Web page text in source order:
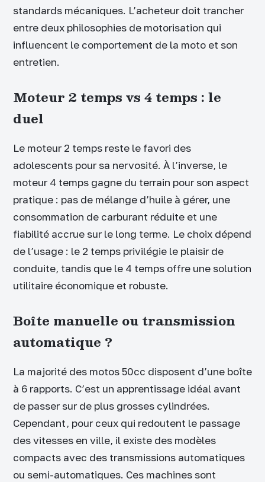
standards mécaniques. L’acheteur doit trancher
entre deux philosophies de motorisation qui
influencent le comportement de la moto et son
entretien.
Moteur 2 temps vs 4 temps : le
duel
Le moteur 2 temps reste le favori des
adolescents pour sa nervosité. À l’inverse, le
moteur 4 temps gagne du terrain pour son aspect
pratique : pas de mélange d’huile à gérer, une
consommation de carburant réduite et une
fiabilité accrue sur le long terme. Le choix dépend
de l’usage : le 2 temps privilégie le plaisir de
conduite, tandis que le 4 temps offre une solution
utilitaire économique et robuste.
Boîte manuelle ou transmission
automatique ?
La majorité des motos 50cc disposent d’une boîte
à 6 rapports. C’est un apprentissage idéal avant
de passer sur de plus grosses cylindrées.
Cependant, pour ceux qui redoutent le passage
des vitesses en ville, il existe des modèles
compacts avec des transmissions automatiques
ou semi-automatiques. Ces machines sont